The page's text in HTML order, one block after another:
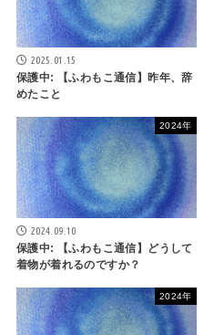
2025.01.15
保護中: 【ふわもこ通信】昨年、辞
めたこと
2024年
2024.09.10
保護中: 【ふわもこ通信】どうして
着物が着れるのですか？
2024年